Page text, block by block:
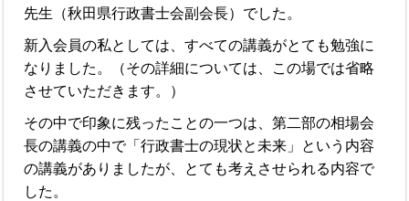
先生（秋田県行政書士会副会長）でした。
新入会員の私としては、すべての講義がとても勉強に
なりました。（その詳細については、この場では省略
させていただきます。）
その中で印象に残ったことの一つは、第二部の相場会
長の講義の中で「行政書士の現状と未来」という内容
の講義がありましたが、とても考えさせられる内容で
した。